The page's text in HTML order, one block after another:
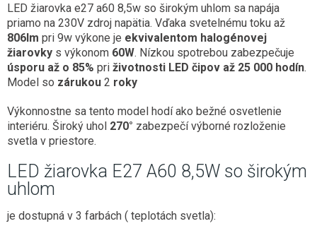
LED žiarovka e27 a60 8,5w so širokým uhlom sa napája
priamo na 230V zdroj napätia. Vďaka svetelnému toku až
806lm pri 9w výkone je ekvivalentom halogénovej
žiarovky s výkonom 60W. Nízkou spotrebou zabezpečuje
úsporu až o 85% pri životnosti LED čipov až 25 000 hodín.
Model so zárukou 2 roky
Výkonnostne sa tento model hodí ako bežné osvetlenie
interiéru. Široký uhol 270° zabezpečí výborné rozloženie
svetla v priestore.
LED žiarovka E27 A60 8,5W so širokým
uhlom
je dostupná v 3 farbách ( teplotách svetla):